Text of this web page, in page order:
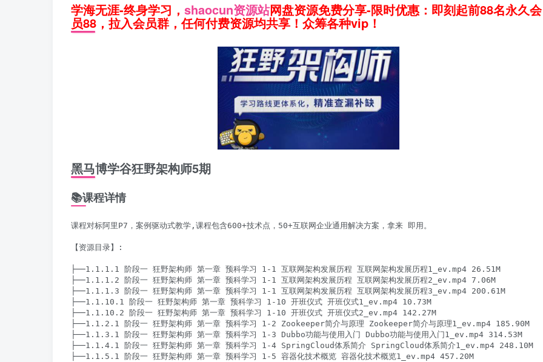
学海无涯-终身学习， shaocun资源站网盘资源免费分享-限时优惠：即刻起前88名永久会
员88，拉入会员群，任何付费资源均共享！众筹各种vip！
黑马博学谷狂野架构师5期
📚课程详情
课程对标阿里P7，案例驱动式教学,课程包含600+技术点，50+互联网企业通用解决方案，拿来 即用。
【资源目录】:
├──1.1.1.1 阶段一 狂野架构师 第一章 预科学习 1-1 互联网架构发展历程 互联网架构发展历程1_ev.mp4 26.51M
├──1.1.1.2 阶段一 狂野架构师 第一章 预科学习 1-1 互联网架构发展历程 互联网架构发展历程2_ev.mp4 7.06M
├──1.1.1.3 阶段一 狂野架构师 第一章 预科学习 1-1 互联网架构发展历程 互联网架构发展历程3_ev.mp4 200.61M
├──1.1.10.1 阶段一 狂野架构师 第一章 预科学习 1-10 开班仪式 开班仪式1_ev.mp4 10.73M
├──1.1.10.2 阶段一 狂野架构师 第一章 预科学习 1-10 开班仪式 开班仪式2_ev.mp4 142.27M
├──1.1.2.1 阶段一 狂野架构师 第一章 预科学习 1-2 Zookeeper简介与原理 Zookeeper简介与原理1_ev.mp4 185.90M
├──1.1.3.1 阶段一 狂野架构师 第一章 预科学习 1-3 Dubbo功能与使用入门 Dubbo功能与使用入门1_ev.mp4 314.53M
├──1.1.4.1 阶段一 狂野架构师 第一章 预科学习 1-4 SpringCloud体系简介 SpringCloud体系简介1_ev.mp4 248.10M
├──1.1.5.1 阶段一 狂野架构师 第一章 预科学习 1-5 容器化技术概览 容器化技术概览1_ev.mp4 457.20M